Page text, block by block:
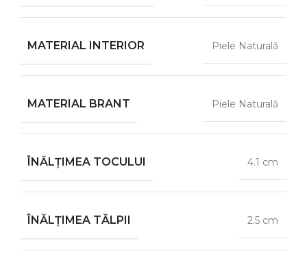
MATERIAL INTERIOR Piele Naturală
MATERIAL BRANT Piele Naturală
ÎNĂLȚIMEA TOCULUI 4.1 cm
ÎNĂLȚIMEA TĂLPII 2.5 cm